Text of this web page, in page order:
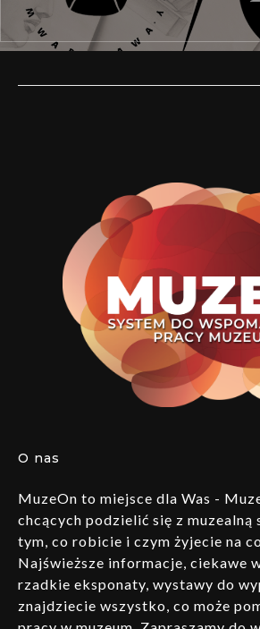
O nas
MuzeOn to miejsce dla Was -
chcących podzielić się z muzealną
tym, co robicie i czym żyjecie na
Najświeższe informacje, ciekawe
rzadkie eksponaty, wystawy do
znajdziecie wszystko, co może